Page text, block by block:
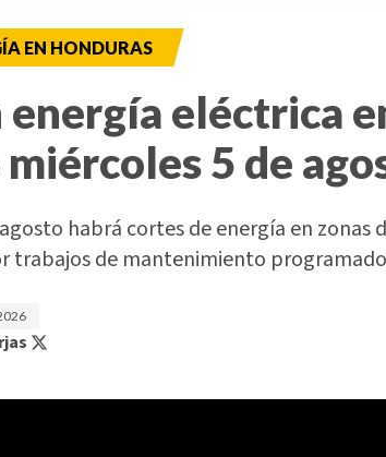
EN HONDURAS
energía eléctrica
5 de
habrá cortes de energía en zonas
trabajos de mantenimiento